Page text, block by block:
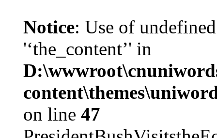
Notice: Use of
'‘the_content’' in
on line 47